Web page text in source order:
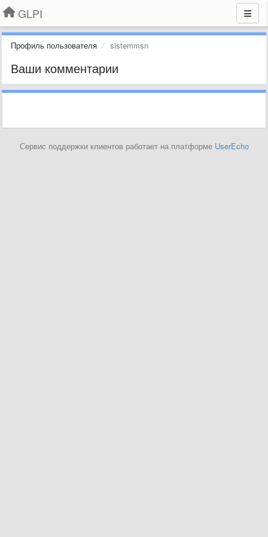
GLPI
Профиль пользователя sistemmsn
Ваши комментарии
Сервис поддержки клиентов работает на платформе UserEcho